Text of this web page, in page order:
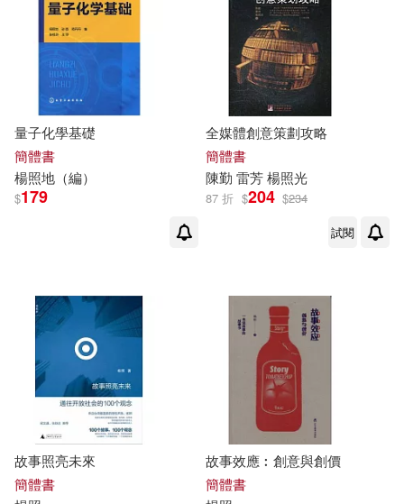
量子化學基礎
簡體書
楊照地（編）
$179
全媒體創意策劃攻略
簡體書
陳勤 雷芳楊照光
87 折 $204 $234
試閱
故事照亮未來
簡體書
故事效應︰創意與創價
簡體書